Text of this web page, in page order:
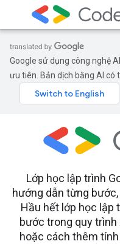
Google sử dụng công nghệ
ưu tiên. Bản dịch bằng AI có
Lớp học lập trình
hướng dẫn từng
Hầu hết lớp học lập
bước trong quy
hoặc cách thêm